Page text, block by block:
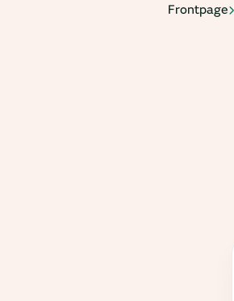
Frontpage